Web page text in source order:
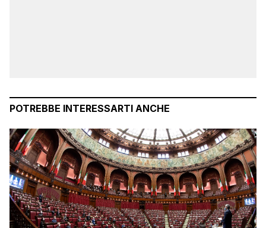
POTREBBE INTERESSARTI ANCHE